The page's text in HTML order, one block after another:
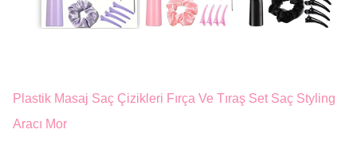
Plastik Masaj Saç Çizikleri Fırça Ve Tıraş Set Saç Styling
Aracı Mor